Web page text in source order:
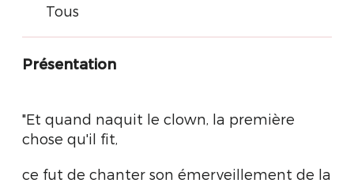
Tous
Présentation
"Et quand naquit le clown, la première
chose qu'il fit,
ce fut de chanter son émerveillement de la